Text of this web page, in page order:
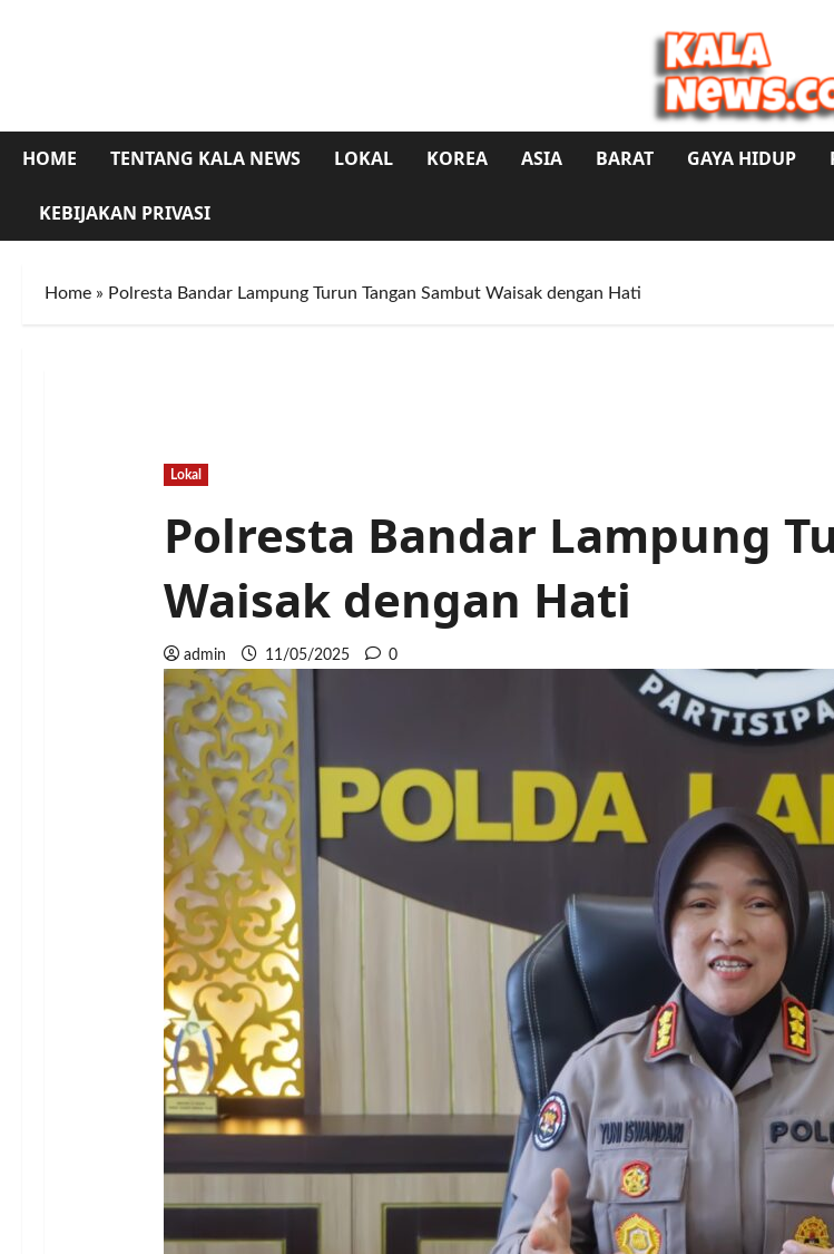
HOME TENTANG KALA NEWS LOKAL KOREA ASIA BARAT GAYA HIDUP
KEBIJAKAN PRIVASI
Home » Polresta Bandar Lampung Turun Tangan Sambut Waisak dengan Hati
Lokal
Polresta Bandar Lampung
Waisak dengan Hati
admin 11/05/2025 0